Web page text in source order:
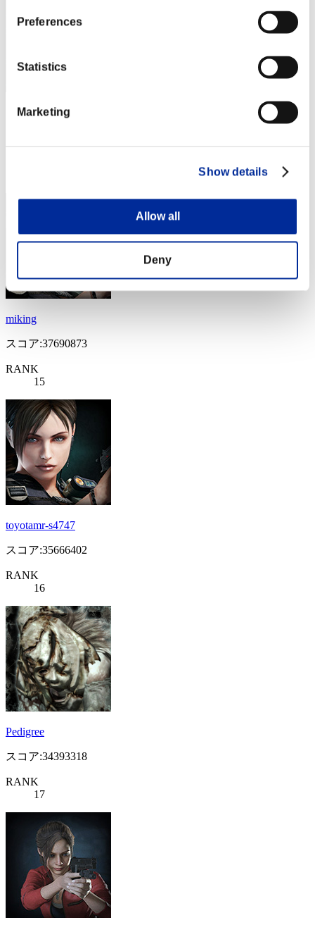
Preferences
Statistics
Marketing
Show details
Allow all
Deny
gymtonic74
miking
スコア:37690873
RANK
15
toyotamr-s4747
スコア:35666402
RANK
16
Pedigree
スコア:34393318
RANK
17